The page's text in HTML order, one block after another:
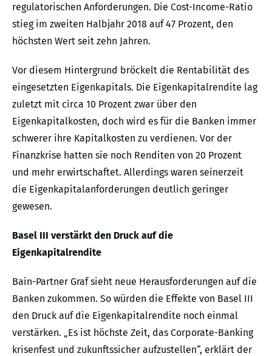
regulatorischen Anforderungen. Die Cost-Income-Ratio
stieg im zweiten Halbjahr 2018 auf 47 Prozent, den
höchsten Wert seit zehn Jahren.
Vor diesem Hintergrund bröckelt die Rentabilität des
eingesetzten Eigenkapitals. Die Eigenkapitalrendite lag
zuletzt mit circa 10 Prozent zwar über den
Eigenkapitalkosten, doch wird es für die Banken immer
schwerer ihre Kapitalkosten zu verdienen. Vor der
Finanzkrise hatten sie noch Renditen von 20 Prozent
und mehr erwirtschaftet. Allerdings waren seinerzeit
die Eigenkapitalanforderungen deutlich geringer
gewesen.
Basel III verstärkt den Druck auf die
Eigenkapitalrendite
Bain-Partner Graf sieht neue Herausforderungen auf die
Banken zukommen. So würden die Effekte von Basel III
den Druck auf die Eigenkapitalrendite noch einmal
verstärken. „Es ist höchste Zeit, das Corporate-Banking
krisenfest und zukunftssicher aufzustellen“, erklärt der